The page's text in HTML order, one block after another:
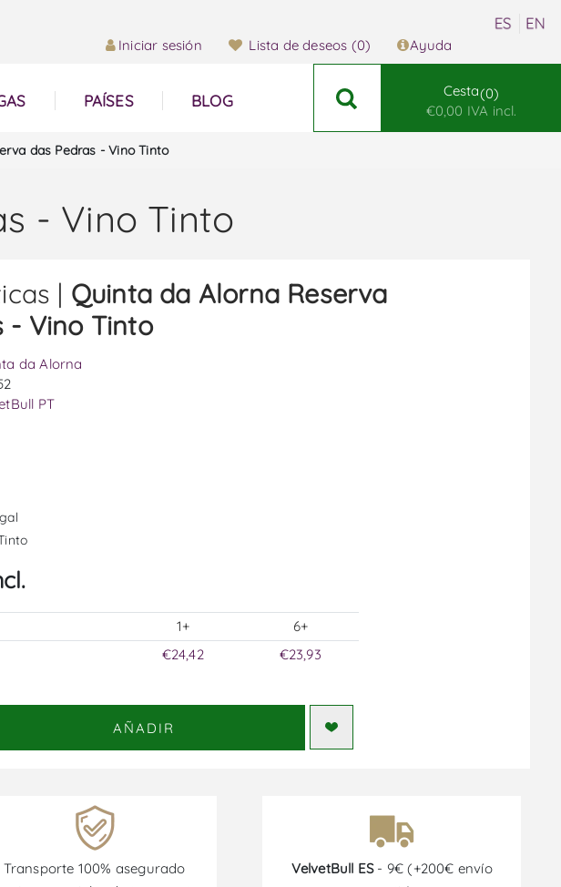
Iniciar sesión Lista de deseos (0) Ayuda
PAÍSES BLOG
Cesta 0
€0,00 IVA incl.
das Pedras - Vino Tinto
- Vino Tinto
| Quinta da Alorna Reserva
- Vino Tinto
da Alorna
PT
1+
6+
€24,42 €23,93
AÑADIR
Transporte 100% asegurado
VelvetBull ES- 9€ (+200€ envío